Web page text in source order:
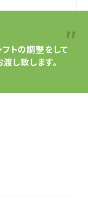
トの調整をして
渡し致します。